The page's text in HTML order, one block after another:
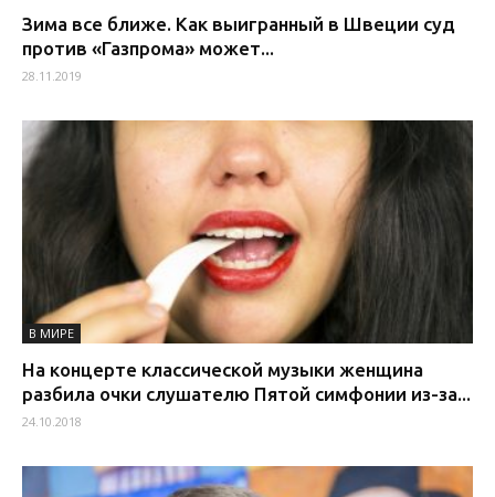
Зима все ближе. Как выигранный в Швеции суд
против «Газпрома» может...
28.11.2019
В МИРЕ
На концерте классической музыки женщина
разбила очки слушателю Пятой симфонии из-за...
24.10.2018